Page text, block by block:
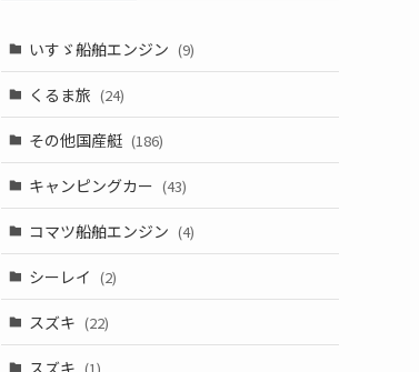
いすゞ船舶エンジン (9)
くるま旅 (24)
その他国産艇 (186)
キャンピングカー (43)
コマツ船舶エンジン (4)
シーレイ (2)
スズキ (22)
スズキ (1)